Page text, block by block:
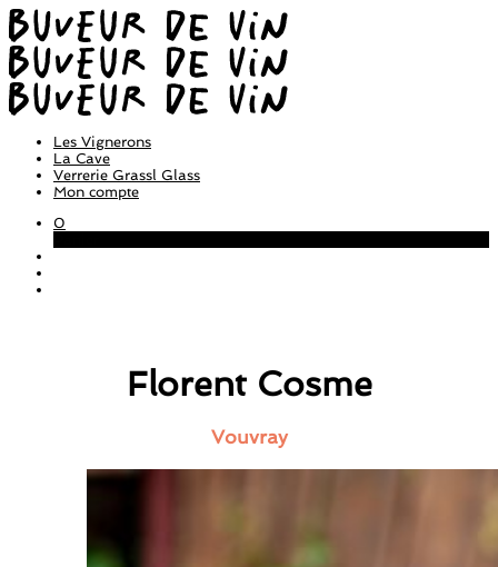
Les Vignerons
La Cave
Verrerie Grassl Glass
Mon compte
0
Florent Cosme
Vouvray